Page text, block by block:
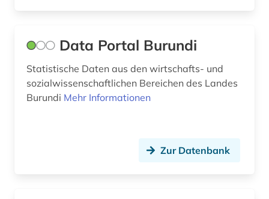
Data Portal Burundi
Statistische Daten aus den wirtschafts- und
sozialwissenschaftlichen Bereichen des Landes
Burundi Mehr Informationen
Zur Datenbank